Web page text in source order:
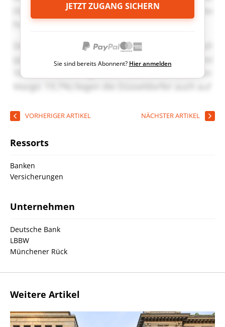
JETZT ZUGANG SICHERN
Sie sind bereits Abonnent? Hier anmelden
VORHERIGER ARTIKEL NÄCHSTER ARTIKEL
Ressorts
Banken
Versicherungen
Unternehmen
Deutsche Bank
LBBW
Münchener Rück
Weitere Artikel